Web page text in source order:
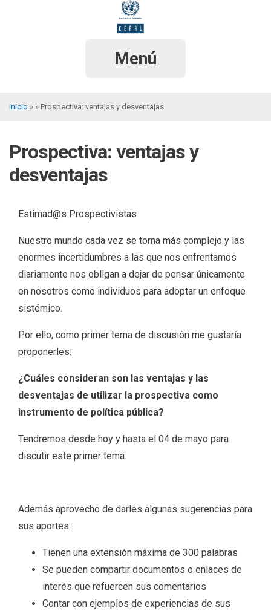
Menú
enlaces
de
ayuda
la
navegación
Inicio Prospectiva: ventajas y desventajas
Prospectiva: ventajas y
desventajas
Estimad@s Prospectivistas
Nuestro mundo cada vez se torna más complejo y las
enormes incertidumbres a las que nos enfrentamos
diariamente nos obligan a dejar de pensar únicamente
en nosotros como individuos para adoptar un enfoque
sistémico.
Por ello, como primer tema de discusión me gustaría
proponerles:
¿Cuáles consideran son las ventajas y las
desventajas de utilizar la prospectiva como
instrumento de política pública?
Tendremos desde hoy y hasta el 04 de mayo para
discutir este primer tema.
Además aprovecho de darles algunas sugerencias para
sus aportes:
Tienen una extensión máxima de 300 palabras
Se pueden compartir documentos o enlaces de
interés que refuercen sus comentarios
Contar con ejemplos de experiencias de sus